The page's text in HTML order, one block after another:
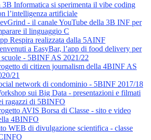
3B Informatica si sperimenta il vibe coding
l’intelligenza artificiale
- il canale YouTube della 3B INF per
il linguaggio C
Respira realizzata dalla 5AINF
a EasyBar, l’app di food delivery per
scuole - 5BINF AS 2021/22
di citizen journalism della 4BINF AS
21
network di condominio - 5BINF 2017/18
sui Big Data - presentazioni e filmati
ragazzi di 5BINFO
AVIS Borsa di Classe - sito e video
4BINFO
WEB di divulgazione scientifica - classe